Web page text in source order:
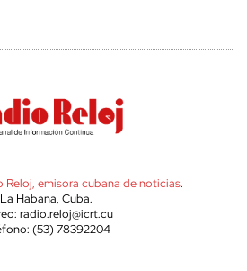
Reloj, emisora cubana de noticias.
La Habana, Cuba.
radio.reloj@icrt.cu
(53) 78392204